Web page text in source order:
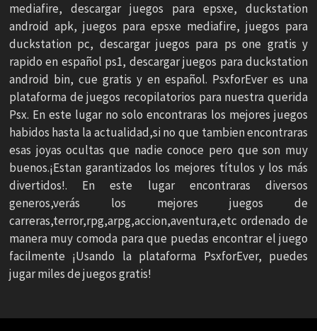
mediafire, descargar juegos para epsxe, duckstation
android apk, juegos para epsxe mediafire, juegos para
duckstation pc, descargar juegos para ps one gratis y
rapido en español ps1, descargar juegos para duckstation
android bin, cue gratis y en español. PsxforEver es una
plataforma de juegos recopilatorios para nuestra querida
Psx. En este lugar no solo encontraras los mejores juegos
habidos hasta la actualidad,si no que tambien encontraras
esas joyas ocultas que nadie conoce pero que son muy
buenos.¡Estan garantizados los mejores títulos y los más
divertidos!. En este lugar encontraras diversos
generos,verás los mejores juegos de
carreras,terror,rpg,arpg,accion,aventura,etc ordenado de
manera muy comoda para que puedas encontrar el juego
facilmente ¡Usando la plataforma PsxforEver, puedes
jugar miles de juegos gratis!